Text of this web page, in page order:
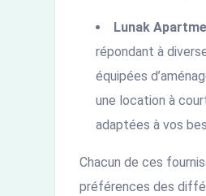
Lunak
répondant à
équipées
une location à
adaptées à vos
Chacun de ces
préférences des